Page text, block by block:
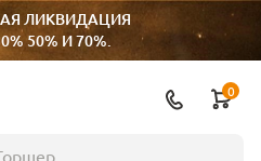
ЛИКВИДАЦИЯ
50% И 70%.
0